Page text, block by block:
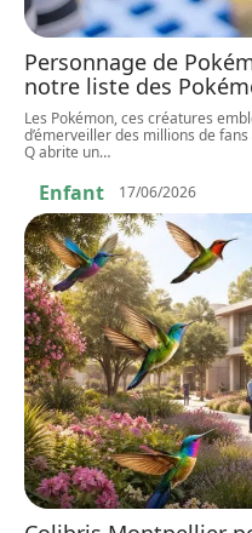
Personnage de
notre liste des
Les Pokémon, ces créatures
d’émerveiller des millions de
Q abrite un…
Enfant 17/06/2026